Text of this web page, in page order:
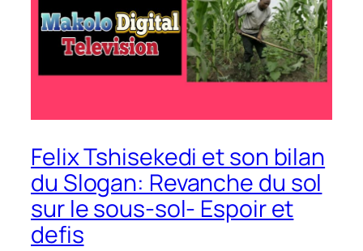
Felix Tshisekedi et son bilan
du Slogan: Revanche du sol
sur le sous-sol- Espoir et
defis